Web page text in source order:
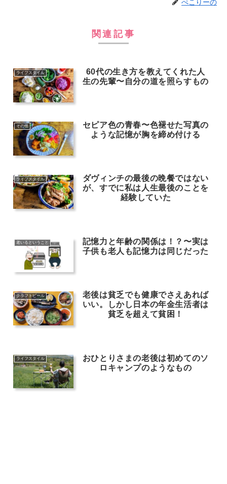
ぺこりーの
関連記事
ライフスタイル
60代の生き方を教えてくれた人
生の先輩〜自分の道を照らすもの
その他
セピア色の青春〜色褪せた写真の
ような記憶が胸を締め付ける
ライフスタイル
ダヴィンチの最後の晩餐ではない
が、すでに私は人生最後のことを
経験していた
老いるということ
記憶力と年齢の関係は！？〜実は
子供も老人も記憶力は同じだった
クラフトビール
老後は貧乏でも健康でさえあれば
いい。しかし日本の年金生活者は
貧乏を超えて貧困！
ライフスタイル
おひとりさまの老後は初めてのソ
ロキャンプのようなもの